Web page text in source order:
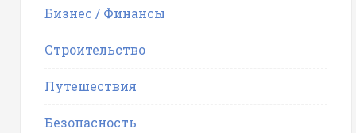
Бизнес / Финансы
Строительство
Путешествия
Безопасность